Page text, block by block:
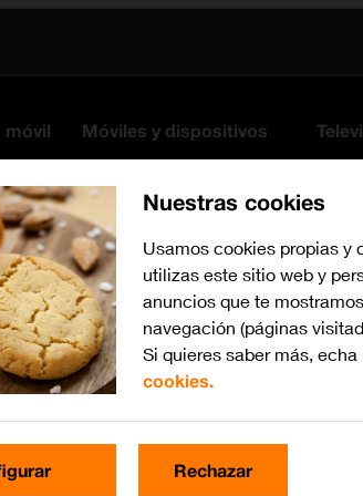
móvil Móviles y dispositivos
Nuestras cookies
Usamos cookies propias y
utilizas este sitio web y
anuncios que te
navegación (páginas
Si quieres saber más,
cookies.
Rechazar